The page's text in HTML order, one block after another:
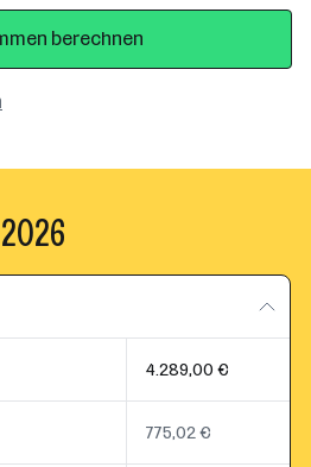
berechnen
4.289,00 €
775,02 €